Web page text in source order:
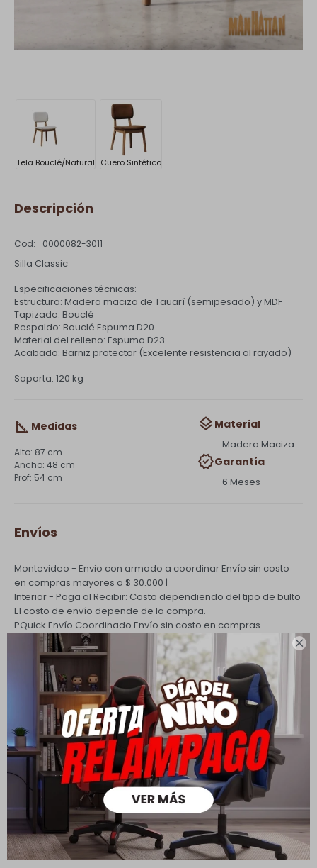

Tela Bouclé/Natural Cuero Sintético
Descripción
0000082-3011
Silla Classic
Especificaciones técnicas:
Estructura: Madera maciza de Tauarí (semipesado) y MDF
Tapizado: Bouclé
Respaldo: Bouclé Espuma D20
Material del relleno: Espuma D23
Acabado: Barniz protector (Excelente resistencia al rayado)
Soporta: 120 kg
Medidas
87 cm
48 cm
54 cm
Material
Madera Maciza
Garantía
6 Meses
Envíos
Montevideo - Envio con armado a coordinarEnvío sin costo
en compras mayores a $ 30.000 |
Interior - Paga al Recibir: Costo dependiendo del tipo de bulto
El costo de envío depende de la compra.
PQuick Envío Coordinado Envío sin costo en compras
mayores a $ 30.000 |
Cambios y Devoluciones
Todas las compras realizadas tienen un plazo de 5 días para
su cambio.
Ver mas
Medios de pago